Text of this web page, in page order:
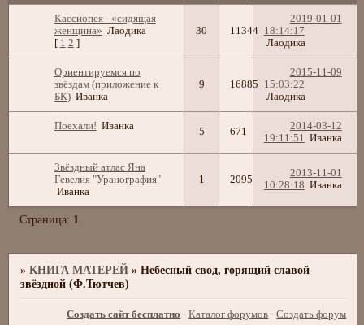
Кассиопея - «cидящая
женщина» Лаодика
[ 1 2 ]
30 11344
2019-01-01
18:14:17
Лаодика
Ориентируемся по
звёздам (приложение к
БК) Иванка
9 16885
2015-11-09
15:03:22
Лаодика
Поехали! Иванка 5 671
2014-03-12
19:11:51 Иванка
Звёздный атлас Яна
Гевелия "Уранография"
Иванка
1 2095
2013-11-01
10:28:18 Иванка
Страница: 1
»КНИГА МАТЕРЕЙ »Небесный свод, горящий славой
звёздной (Ф.Тютчев)
Создать сайт бесплатно ·Каталог форумов ·Создать форум